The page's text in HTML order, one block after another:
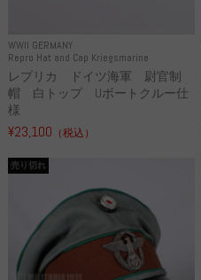
WWII GERMANY
Repro Hat and Cap Kriegsmarine
レプリカ ドイツ海軍 尉官制
帽 白トップ Uボートクルー仕
様
¥23,100 （税込）
売り切れ